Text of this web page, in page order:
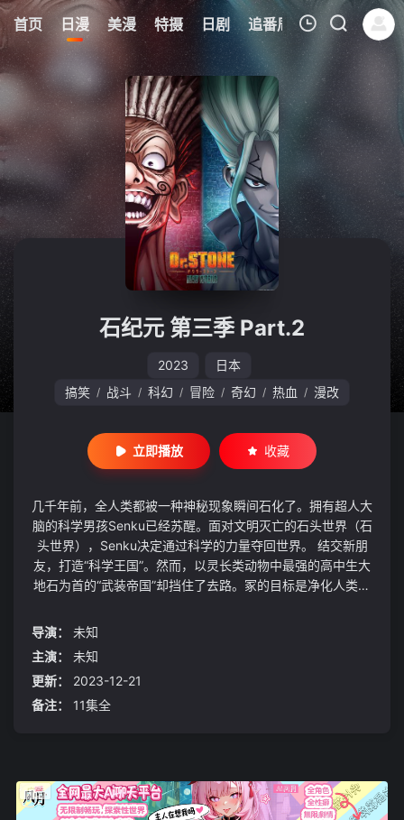
首页 日漫 美漫 特摄 日剧 追番周表 今日更新
0
我的观影记录
暂无观看影片的记录
石纪元 第三季 Part.2
2023
日本
搞笑 / 战斗 / 科幻 / 冒险 / 奇幻 / 热血 / 漫改
立即播放 收藏
几千年前，全人类都被一种神秘现象瞬间石化了。拥有超人大
脑的科学男孩Senku已经苏醒。面对文明灭亡的石头世界（石
头世界），Senku决定通过科学的力量夺回世界。 结交新朋
友，打造“科学王国”。然而，以灵长类动物中最强的高中生大
地石为首的“武装帝国”却挡住了去路。冢的目标是净化人类，
中，千空和科学王国占据了上风，两国最终和解。为了复活因
石化射线的来源，世界的另一端，新世界！跳到世界，揭开石
化之谜！石世界（石世界）的发现时代终于开始了！
导演：
未知
主演：
未知
更新：
2023-12-21
备注：
11集全